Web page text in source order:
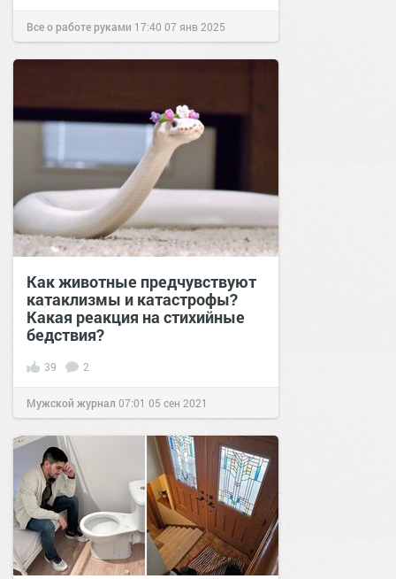
Все о работе руками 17:40 07 янв 2025
Как животные предчувствуют
катаклизмы и катастрофы?
Какая реакция на стихийные
бедствия?
39 2
Мужской журнал 07:01 05 сен 2021